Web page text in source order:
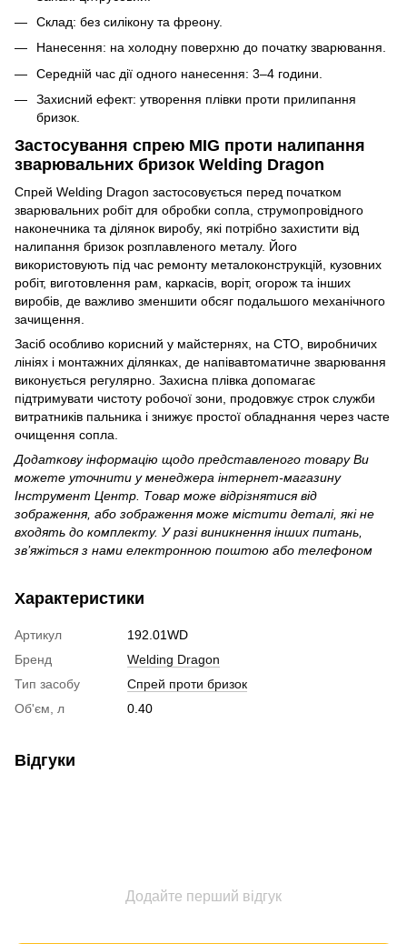
Склад: без силікону та фреону.
Нанесення: на холодну поверхню до початку зварювання.
Середній час дії одного нанесення: 3–4 години.
Захисний ефект: утворення плівки проти прилипання
бризок.
Застосування спрею MIG проти налипання
зварювальних бризок Welding Dragon
Спрей Welding Dragon застосовується перед початком
зварювальних робіт для обробки сопла, струмопровідного
наконечника та ділянок виробу, які потрібно захистити від
налипання бризок розплавленого металу. Його
використовують під час ремонту металоконструкцій, кузовних
робіт, виготовлення рам, каркасів, воріт, огорож та інших
виробів, де важливо зменшити обсяг подальшого механічного
зачищення.
Засіб особливо корисний у майстернях, на СТО, виробничих
лініях і монтажних ділянках, де напівавтоматичне зварювання
виконується регулярно. Захисна плівка допомагає
підтримувати чистоту робочої зони, продовжує строк служби
витратників пальника і знижує простої обладнання через часте
очищення сопла.
Додаткову інформацію щодо представленого товару Ви
можете уточнити у менеджера інтернет-магазину
Інструмент Центр. Товар може відрізнятися від
зображення, або зображення може містити деталі, які не
входять до комплекту. У разі виникнення інших питань,
зв’яжіться з нами електронною поштою або телефоном
Характеристики
Артикул
192.01WD
Бренд
Welding Dragon
Тип засобу
Спрей проти бризок
Об'єм, л
0.40
Відгуки
Додайте перший відгук